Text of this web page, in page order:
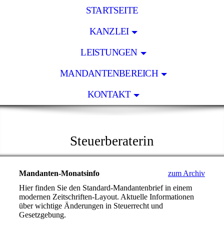
STARTSEITE
KANZLEI
LEISTUNGEN
MANDANTENBEREICH
KONTAKT
Steuerberaterin
Mandanten-Monatsinfo
zum Archiv
Hier finden Sie den Standard-Mandantenbrief in einem
modernen Zeitschriften-Layout. Aktuelle Informationen
über wichtige Änderungen in Steuerrecht und
Gesetzgebung.